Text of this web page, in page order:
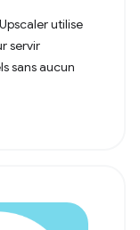
utilise
servir
sans aucun